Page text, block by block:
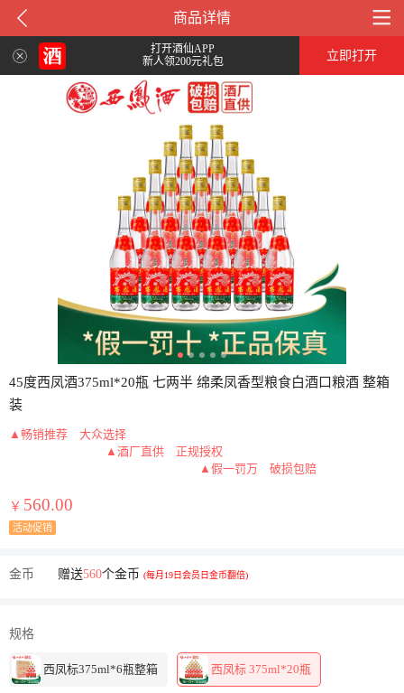
商品详情
打开酒仙APP
新人领200元礼包
立即打开
45度西凤酒375ml*20瓶 七两半 绵柔凤香型粮食白酒口粮酒 整箱
装
▲畅销推荐 大众选择
▲酒厂直供 正规授权
▲假一罚万 破损包赔
￥ 560.00
活动促销
金币 赠送560个金币 (每月19日会员日金币翻倍)
规格
西凤标375ml*6瓶整箱 西凤标 375ml*20瓶